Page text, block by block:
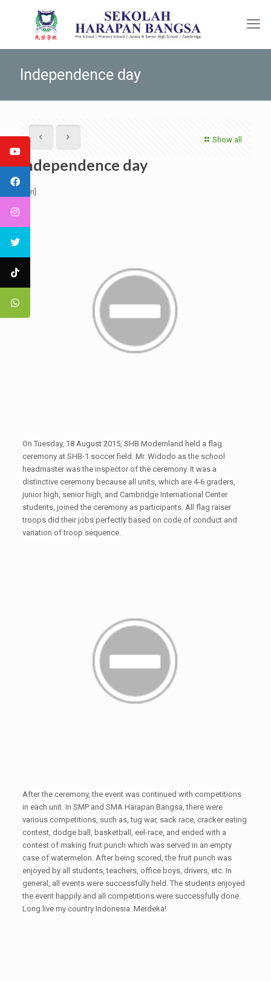
Independence day
Show all
Independence day
[:en]
On Tuesday, 18 August 2015, SHB Modernland held a flag
ceremony at SHB-1 soccer field. Mr. Widodo as the school
headmaster was the inspector of the ceremony. It was a
distinctive ceremony because all units, which are 4-6 graders,
junior high, senior high, and Cambridge International Center
students, joined the ceremony as participants. All flag raiser
troops did their jobs perfectly based on code of conduct and
variation of troop sequence.
After the ceremony, the event was continued with competitions
in each unit. In SMP and SMA Harapan Bangsa, there were
various competitions, such as, tug war, sack race, cracker eating
contest, dodge ball, basketball, eel-race, and ended with a
contest of making fruit punch which was served in an empty
case of watermelon. After being scored, the fruit punch was
enjoyed by all students, teachers, office boys, drivers, etc. In
general, all events were successfully held. The students enjoyed
the event happily and all competitions were successfully done.
Long live my country Indonesia. Merdeka!